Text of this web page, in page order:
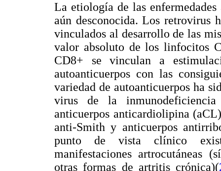
La etiología de las
aún desconocida. Los retrovirus
vinculados al desarrollo de las
valor absoluto de los linfocitos
CD8+ se vinculan a
autoanticuerpos con las
variedad de autoanticuerpos ha
virus de la
anticuerpos anticardiolipina
anti-Smith y anticuerpos
punto de vista clínico
manifestaciones artrocutáneas
otras formas de artritis crónica)(